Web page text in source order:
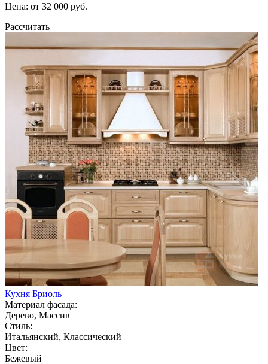
Цена: от 32 000 руб.
Рассчитать
Кухня Бриоль
Материал фасада:
Дерево, Массив
Стиль:
Итальянский, Классический
Цвет:
Бежевый